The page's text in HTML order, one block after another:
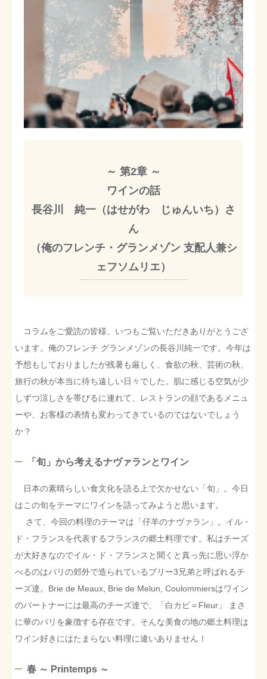
～ 第2章 ～
ワインの話
長谷川 純一（はせがわ じゅんいち）さ
ん
（俺のフレンチ・グランメゾン 支配人兼シ
ェフソムリエ）
コラムをご愛読の皆様、いつもご覧いただきありがとうござ
います。俺のフレンチ グランメゾンの長谷川純一です。今年は
予想もしておりましたが残暑も厳しく、食欲の秋、芸術の秋、
旅行の秋が本当に待ち遠しい日々でした。肌に感じる空気が少
しずつ涼しさを帯びるに連れて、レストランの顔であるメニュ
ーや、お客様の表情も変わってきているのではないでしょう
か？
「旬」から考えるナヴァランとワイン
日本の素晴らしい食文化を語る上で欠かせない「旬」。今日
はこの旬をテーマにワインを語ってみようと思います。
さて、今回の料理のテーマは「仔羊のナヴァラン」。イル・
ド・フランスを代表するフランスの郷土料理です。私はチーズ
が大好きなのでイル・ド・フランスと聞くと真っ先に思い浮か
べるのはパリの郊外で造られているブリー3兄弟と呼ばれるチ
ーズ達。Brie de Meaux, Brie de Melun, Coulommiersはワイン
のパートナーには最高のチーズ達で、「白カビ＝Fleur」 まさ
に華のパリを象徴する存在です。そんな美食の地の郷土料理は
ワイン好きにはたまらない料理に違いありません！
春 ～ Printemps ～